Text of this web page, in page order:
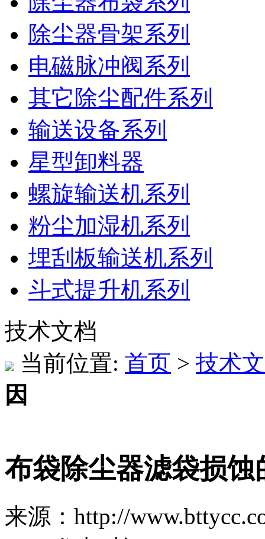
除尘器骨架系列
电磁脉冲阀系列
其它除尘配件系列
输送设备系列
星型卸料器
螺旋输送机系列
粉尘加湿机系列
埋刮板输送机系列
斗式提升机系列
技术文档
当前位置: 首页 > 技术
因​
布袋除尘器滤袋损蚀
来源：http://